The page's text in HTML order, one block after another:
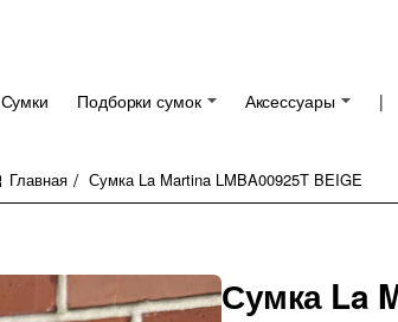
Сумки Подборки сумок Аксессуары |
Сумка La Martina LMBA00925T BEIGE
Сумка La